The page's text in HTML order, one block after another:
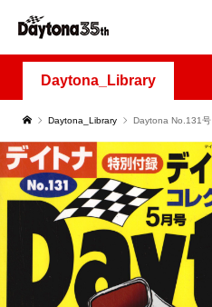
Daytona_Library
Daytona_Library Daytona No.131号